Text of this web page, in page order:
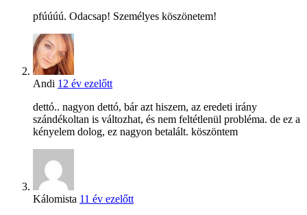
pfúúúú. Odacsap! Személyes köszönetem!
Andi 12 év ezelőtt
dettó.. nagyon dettó, bár azt hiszem, az eredeti irány
szándékoltan is változhat, és nem feltétlenül probléma. de ez a
kényelem dolog, ez nagyon betalált. köszöntem
Kálomista 11 év ezelőtt